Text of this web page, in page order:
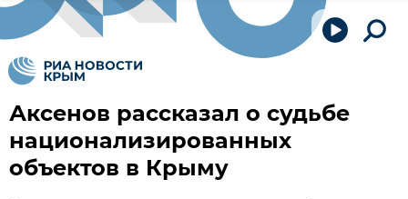
Аксенов рассказал о судьбе
национализированных
объектов в Крыму